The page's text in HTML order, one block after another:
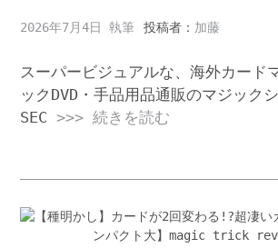
2026年7月4日 投稿者： 加藤
スーパービジュアルな、海外カード
ックDVD・手品用品通販のマジック
SEC >>> 続きを読む